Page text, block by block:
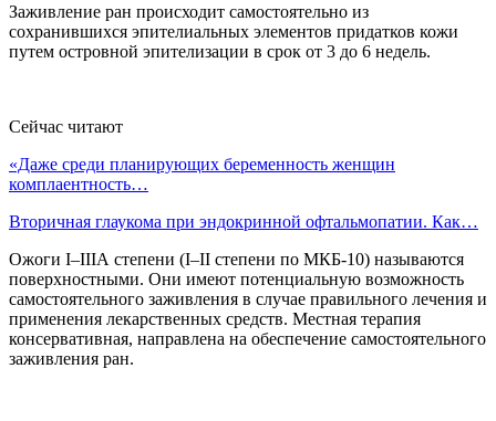
Заживление ран происходит самостоятельно из
сохранившихся эпителиальных элементов придатков кожи
путем островной эпителизации в срок от 3 до 6 недель.
Сейчас читают
«Даже среди планирующих беременность женщин
комплаентность…
Вторичная глаукома при эндокринной офтальмопатии. Как…
Ожоги I–IIIА степени (I–II степени по МКБ-10) называются
поверхностными. Они имеют потенциальную возможность
самостоятельного заживления в случае правильного лечения и
применения лекарственных средств. Местная терапия
консервативная, направлена на обеспечение самостоятельного
заживления ран.